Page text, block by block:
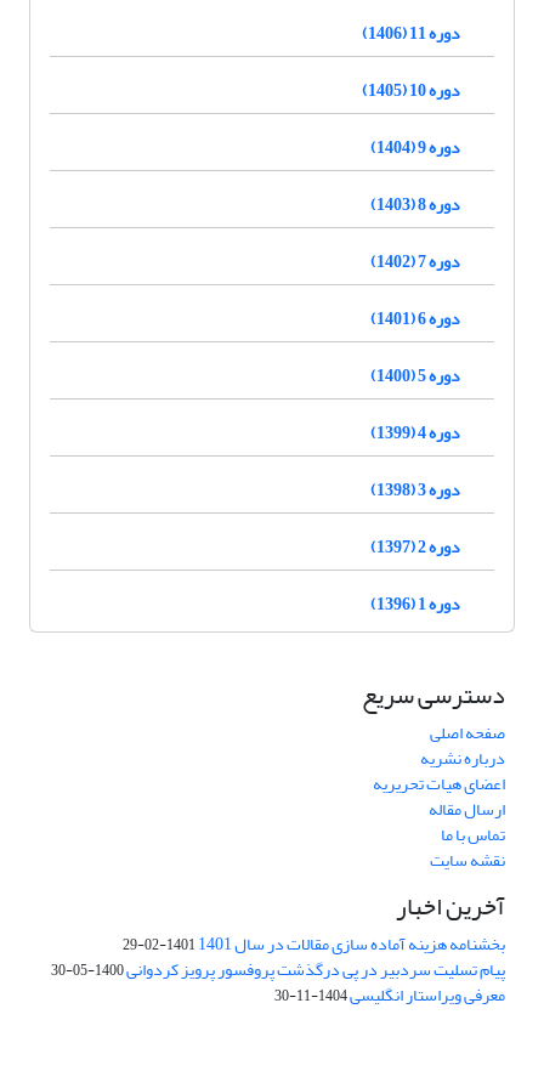
دوره 11 (1406)
دوره 10 (1405)
دوره 9 (1404)
دوره 8 (1403)
دوره 7 (1402)
دوره 6 (1401)
دوره 5 (1400)
دوره 4 (1399)
دوره 3 (1398)
دوره 2 (1397)
دوره 1 (1396)
دسترسی سریع
صفحه اصلی
درباره نشریه
اعضای هیات تحریریه
ارسال مقاله
تماس با ما
نقشه سایت
آخرین اخبار
بخشنامه هزینه آماده سازی مقالات در سال 1401 1401-02-29
پیام تسلیت سردبیر در پی درگذشت پروفسور پرویز کردوانی1400-05-30
معرفی ویراستار انگلیسی1404-11-30